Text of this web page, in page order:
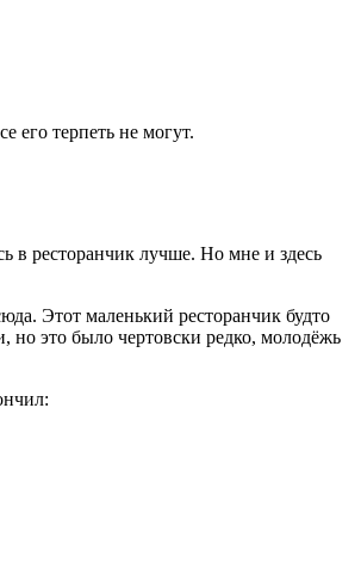
его терпеть не могут.
в ресторанчик лучше. Но мне и здесь
Этот маленький ресторанчик будто
это было чертовски редко, молодёжь